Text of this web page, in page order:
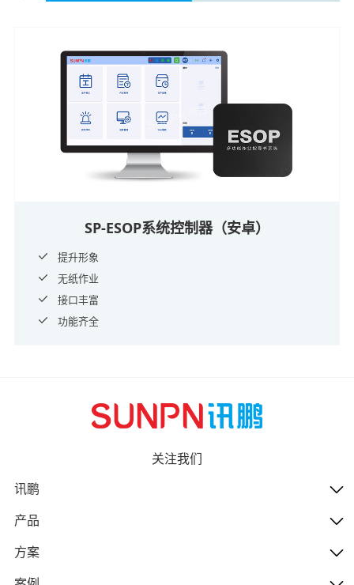
SP-ESOP系统控制器（安卓）
提升形象
无纸作业
接口丰富
功能齐全
关注我们
讯鹏
产品
方案